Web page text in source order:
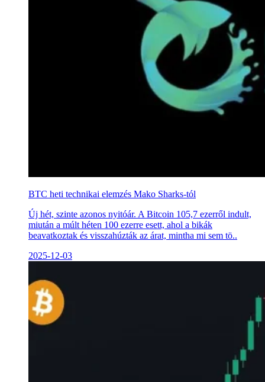
BTC heti technikai elemzés Mako Sharks-tól
Új hét, szinte azonos nyitóár. A Bitcoin 105,7 ezerről indult,
miután a múlt héten 100 ezerre esett, ahol a bikák
beavatkoztak és visszahúzták az árat, mintha mi sem tö..
2025-12-03